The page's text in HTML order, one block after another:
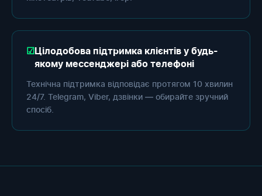
Цілодобова підтримка клієнтів у будь-
якому мессенджері або телефоні
Технічна підтримка відповідає протягом 10 хвилин
24/7. Telegram, Viber, дзвінки — обирайте зручний
спосіб.